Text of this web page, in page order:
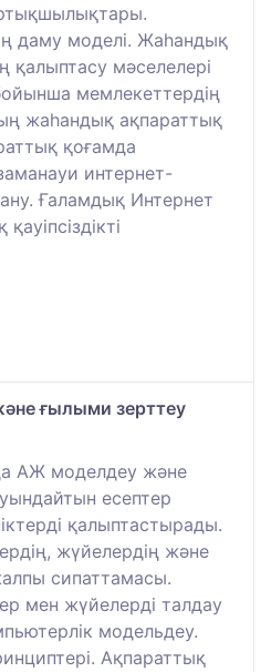
даму моделі. Жаһандық
қалыптасу мәселелері
мемлекеттердің
жаһандық ақпараттық
қоғамда
интернет-
Ғаламдық Интернет
ғылыми зерттеу
АЖ моделдеу және
есептер
қалыптастырады.
жүйелердің және
сипаттамасы.
мен жүйелерді талдау
модельдеу.
Ақпараттық